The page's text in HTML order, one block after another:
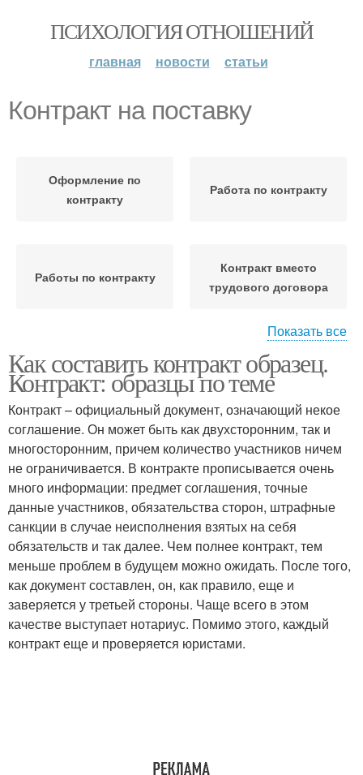
ПСИХОЛОГИЯ ОТНОШЕНИЙ
главная новости статьи
Контракт на поставку
Оформление по
контракту
Работа по контракту
Работы по контракту
Контракт вместо
трудового договора
Трудовой контракт
Международный
контракт
Показать все
Как составить контракт образец.
Контракт: образцы по теме
Контракт – официальный документ, означающий некое
соглашение. Он может быть как двухсторонним, так и
многосторонним, причем количество участников ничем
не ограничивается. В контракте прописывается очень
много информации: предмет соглашения, точные
данные участников, обязательства сторон, штрафные
санкции в случае неисполнения взятых на себя
обязательств и так далее. Чем полнее контракт, тем
меньше проблем в будущем можно ожидать. После того,
как документ составлен, он, как правило, еще и
заверяется у третьей стороны. Чаще всего в этом
качестве выступает нотариус. Помимо этого, каждый
контракт еще и проверяется юристами.